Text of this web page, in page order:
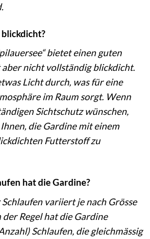
bietet einen guten
aber nicht vollständig blickdicht.
Licht durch, was für eine
im Raum sorgt. Wenn
Sichtschutz wünschen,
die Gardine mit einem
Futterstoff zu
hat die Gardine?
variiert je nach Grösse
Regel hat die Gardine
Schlaufen, die gleichmässig